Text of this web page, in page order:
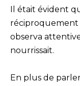
Il était évident
réciproquement
observa
nourrissait.
En plus de